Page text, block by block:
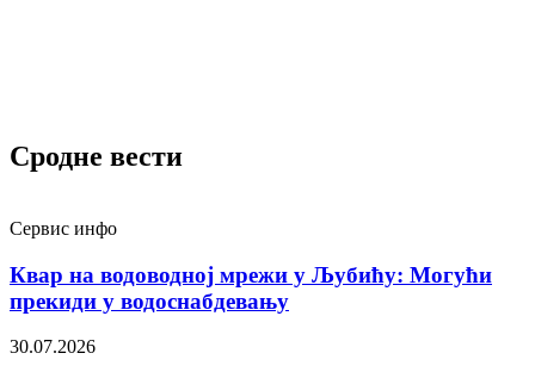
Сродне вести
Сервис инфо
Квар на водоводној мрежи у Љубићу: Могући
прекиди у водоснабдевању
30.07.2026